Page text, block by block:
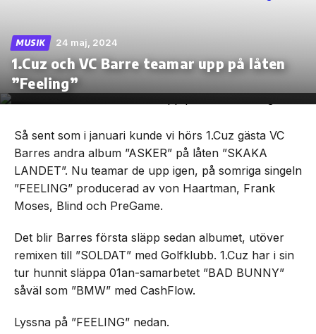
Skip
the
MUSIK 24 maj, 2024
1.Cuz och VC Barre teamar upp på låten
”Feeling”
Så sent som i januari kunde vi hörs 1.Cuz gästa VC
Barres andra album ”ASKER” på låten ”SKAKA
LANDET”. Nu teamar de upp igen, på somriga singeln
”FEELING” producerad av von Haartman, Frank
Moses, Blind och PreGame.
Det blir Barres första släpp sedan albumet, utöver
remixen till ”SOLDAT” med Golfklubb. 1.Cuz har i sin
tur hunnit släppa 01an-samarbetet ”BAD BUNNY”
såväl som ”BMW” med CashFlow.
Lyssna på ”FEELING” nedan.